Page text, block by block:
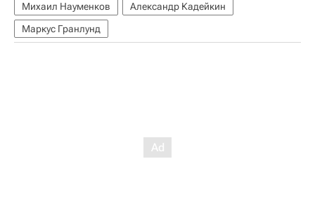
Михаил Науменков
Александр Кадейкин
Маркус Гранлунд